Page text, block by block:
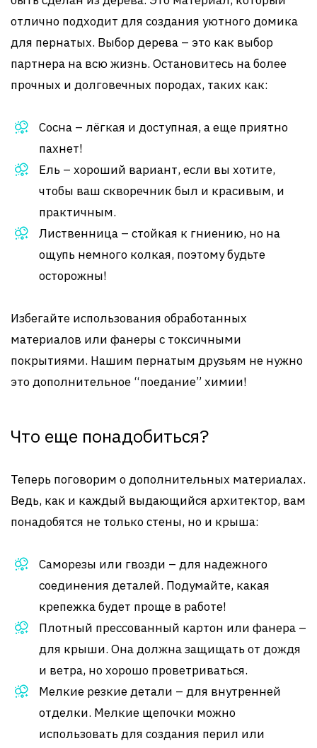
отлично подходит для создания уютного домика
для пернатых. Выбор дерева – это как выбор
партнера на всю жизнь. Остановитесь на более
прочных и долговечных породах, таких как:
Сосна – лёгкая и доступная, а еще приятно
пахнет!
Ель – хороший вариант, если вы хотите,
чтобы ваш скворечник был и красивым, и
практичным.
Лиственница – стойкая к гниению, но на
ощупь немного колкая, поэтому будьте
осторожны!
Избегайте использования обработанных
материалов или фанеры с токсичными
покрытиями. Нашим пернатым друзьям не нужно
это дополнительное “поедание” химии!
Что еще понадобиться?
Теперь поговорим о дополнительных материалах.
Ведь, как и каждый выдающийся архитектор, вам
понадобятся не только стены, но и крыша:
Саморезы или гвозди – для надежного
соединения деталей. Подумайте, какая
крепежка будет проще в работе!
Плотный прессованный картон или фанера –
для крыши. Она должна защищать от дождя
и ветра, но хорошо проветриваться.
Мелкие резкие детали – для внутренней
отделки. Мелкие щепочки можно
использовать для создания перил или